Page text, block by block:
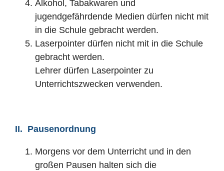
Alkohol, Tabakwaren und
jugendgefährdende Medien dürfen nicht mit
in die Schule gebracht werden.
Laserpointer dürfen nicht mit in die Schule
gebracht werden.
Lehrer dürfen Laserpointer zu
Unterrichtszwecken verwenden.
II. Pausenordnung
Morgens vor dem Unterricht und in den
großen Pausen halten sich die